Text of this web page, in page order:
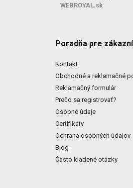
WEBROYAL.sk
Poradňa pre
Kontakt
Obchodné a reklamačné
Reklamačný formulár
Prečo sa registrovať?
Osobné údaje
Certifikáty
Ochrana osobných údajov
Blog
Často kladené otázky